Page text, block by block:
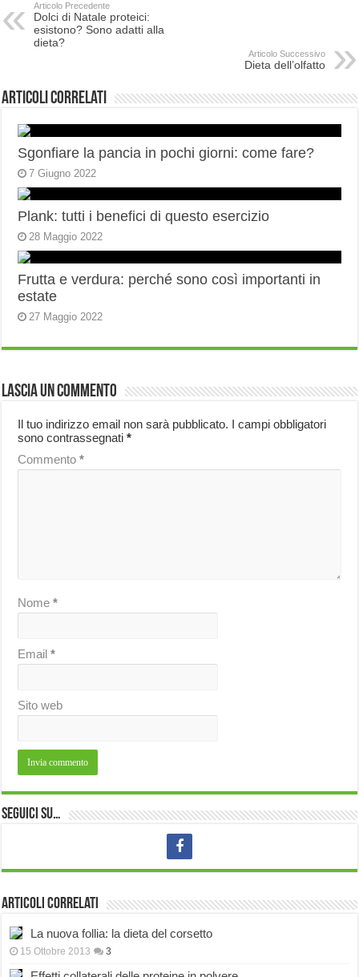
Articolo Precedente
Dolci di Natale proteici:
esistono? Sono adatti alla
dieta?
Articolo Successivo
Dieta dell’olfatto
Articoli correlati
Sgonfiare la pancia in pochi giorni: come fare?
7 Giugno 2022
Plank: tutti i benefici di questo esercizio
28 Maggio 2022
Frutta e verdura: perché sono così importanti in
estate
27 Maggio 2022
Lascia un commento
Il tuo indirizzo email non sarà pubblicato. I campi obbligatori
sono contrassegnati*
Commento*
Nome*
Email*
Sito web
Seguici su…
Articoli correlati
La nuova follia: la dieta del corsetto
15 Ottobre 2013 3